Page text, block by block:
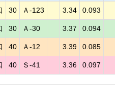
30 Ａ-123 3.34 0.093
30 Ａ-30 3.37 0.094
40 Ａ-12 3.39 0.085
40 Ｓ-41 3.36 0.097